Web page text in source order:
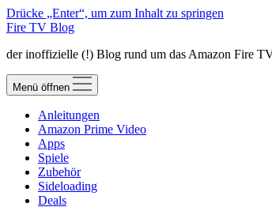
Drücke „Enter“, um zum Inhalt zu springen
Fire TV Blog
der inoffizielle (!) Blog rund um das Amazon Fire
Menü öffnen
Anleitungen
Amazon Prime Video
Apps
Spiele
Zubehör
Sideloading
Deals